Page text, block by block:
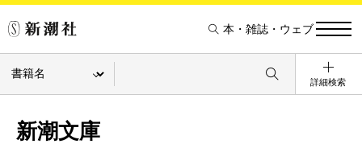
本・雑誌・ウェブ
詳細検索
新潮文庫